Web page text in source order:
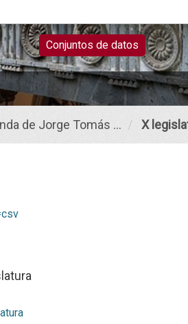
Conjuntos de datos
de Jorge Tomás ... X